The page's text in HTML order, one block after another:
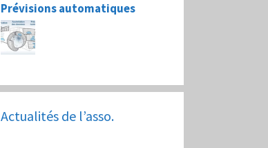
Prévisions automatiques
Actualités de l’asso.